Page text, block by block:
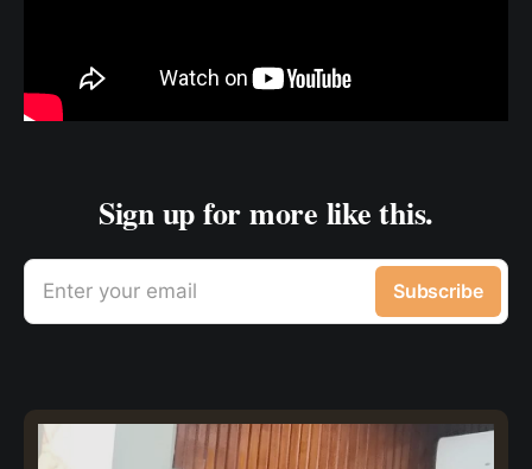
Sign up for more like this.
Enter your email Subscribe